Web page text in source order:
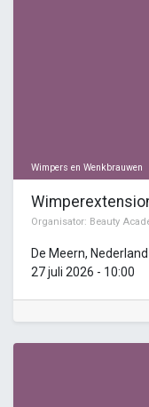
Wimpers en Wenkbrauwen
Organisator: Beauty
De Meern, Nederland
27 juli 2026 - 10:00